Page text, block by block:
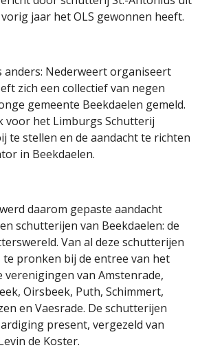
jaar het OLS gewonnen heeft.
anders: Nederweert organiseert
zich een collectief van negen
gemeente Beekdaelen gemeld.
voor het Limburgs Schutterij
te stellen en de aandacht te richten
in Beekdaelen.
daarom gepaste aandacht
schutterijen van Beekdaelen: de
Van al deze schutterijen
pronken bij de entree van het
verenigingen van Amstenrade,
Oirsbeek, Puth, Schimmert,
en Vaesrade. De schutterijen
present, vergezeld van
de Koster.